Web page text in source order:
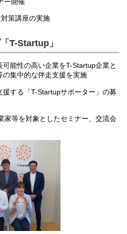
策講座の実施
T-Startup」
能性の高い企業をT-Startup企業と
の集中的な伴走支援を実施
援する「T-Startupサポーター」の募
家等を対象としたセミナー、交流会